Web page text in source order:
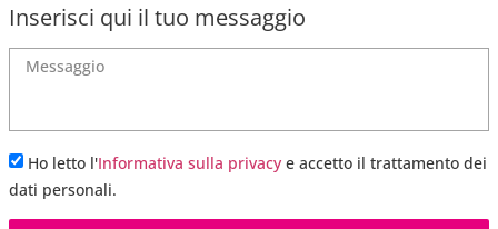
Inserisci qui il tuo messaggio
Ho letto l'Informativa sulla privacy e accetto il trattamento dei
dati personali.